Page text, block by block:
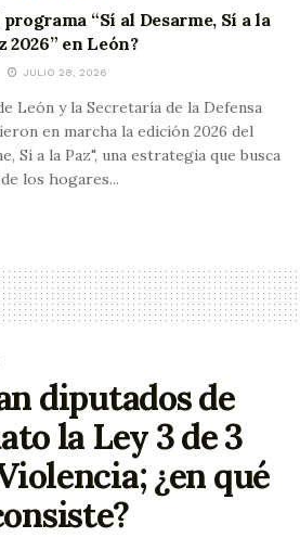
“Sí al Desarme, Sí a la
2026” en León?
JULIO 28, 2026
León y la Secretaría de la Defensa
en marcha la edición 2026 del
Sí a la Paz", una estrategia que busca
los hogares...
diputados de
la Ley 3 de 3
¿en qué